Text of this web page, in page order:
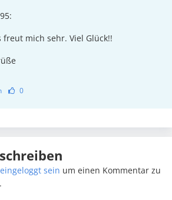
freut mich sehr. Viel Glück!!
0
eingeloggt sein um einen Kommentar zu